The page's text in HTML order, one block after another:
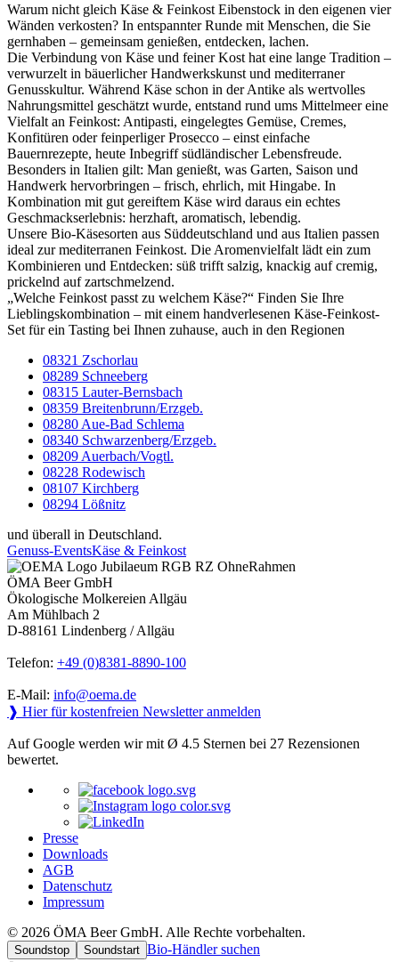
Warum nicht gleich Käse & Feinkost Eibenstock in den eigenen vier
Wänden verkosten? In entspannter Runde mit Menschen, die Sie
gernhaben – gemeinsam genießen, entdecken, lachen.
Die Verbindung von Käse und feiner Kost hat eine lange Tradition –
verwurzelt in bäuerlicher Handwerkskunst und mediterraner
Genusskultur. Während Käse schon in der Antike als wertvolles
Nahrungsmittel geschätzt wurde, entstand rund ums Mittelmeer eine
Vielfalt an Feinkost: Antipasti, eingelegtes Gemüse, Cremes,
Konfitüren oder feinperliger Prosecco – einst einfache
Bauernrezepte, heute Inbegriff südländischer Lebensfreude.
Besonders in Italien gilt: Man genießt, was Garten, Saison und
Handwerk hervorbringen – frisch, ehrlich, mit Hingabe. In
Kombination mit gut gereiftem Käse wird daraus ein echtes
Geschmackserlebnis: herzhaft, aromatisch, lebendig.
Unsere Bio-Käsesorten aus Süddeutschland und aus Italien passen
ideal zur mediterranen Feinkost. Die Aromenvielfalt lädt ein zum
Kombinieren und Entdecken: süß trifft salzig, knackig auf cremig,
prickelnd auf zartschmelzend.
„Welche Feinkost passt zu welchem Käse?“ Finden Sie Ihre
Lieblingskombination – mit einem handverlesenen Käse-Feinkost-
Set für ein Tasting bei Ihnen zuhause, auch in den Regionen
08321 Zschorlau
08289 Schneeberg
08315 Lauter-Bernsbach
08359 Breitenbrunn/Erzgeb.
08280 Aue-Bad Schlema
08340 Schwarzenberg/Erzgeb.
08209 Auerbach/Vogtl.
08228 Rodewisch
08107 Kirchberg
08294 Lößnitz
und überall in Deutschland.
Genuss-EventsKäse & Feinkost
ÖMA Beer GmbH
Ökologische Molkereien Allgäu
Am Mühlbach 2
D-88161 Lindenberg / Allgäu
Telefon: +49 (0)8381-8890-100
E-Mail: info@oema.de
❱ Hier für kostenfreien Newsletter anmelden
Auf Google werden wir mit Ø 4.5 Sternen bei 27 Rezensionen
bewertet.
Presse
Downloads
AGB
Datenschutz
Impressum
© 2026 ÖMA Beer GmbH. Alle Rechte vorbehalten.
Soundstop Soundstart Bio-Händler suchen